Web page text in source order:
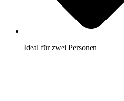
Ideal für zwei Personen